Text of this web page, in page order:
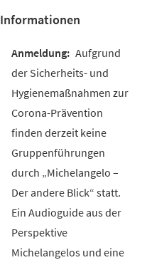
Informationen
Aufgrund
der Sicherheits- und
Hygienemaßnahmen zur
Corona-Prävention
finden derzeit keine
Gruppenführungen
durch „Michelangelo –
Der andere Blick“ statt.
Ein Audioguide aus der
Perspektive
Michelangelos und eine